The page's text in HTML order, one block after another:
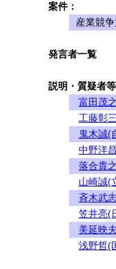
案件：
産業競
発言者一覧
説明・質疑者
富田茂
工藤彰
鬼木誠(
中野洋
落合貴
山崎誠(
斉木武
笠井亮(
美延映
浅野哲(